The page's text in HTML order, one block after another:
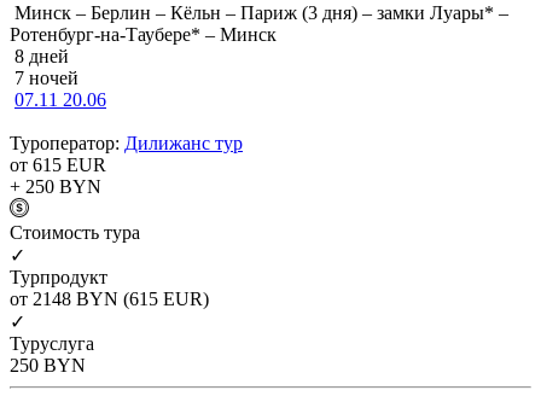
Минск – Берлин – Кёльн – Париж (3 дня) – замки Луары* –
Ротенбург-на-Таубере* – Минск
8 дней
7 ночей
07.11 20.06
Туроператор: Дилижанс тур
от 615 EUR
+ 250 BYN
Cтоимость тура
✓
Турпродукт
от 2148 BYN (615 EUR)
✓
Туруслуга
250 BYN